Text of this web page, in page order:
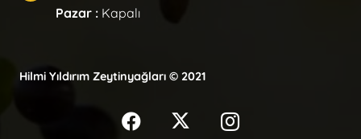
Pazar : Kapalı
Hilmi Yıldırım Zeytinyağları © 2021